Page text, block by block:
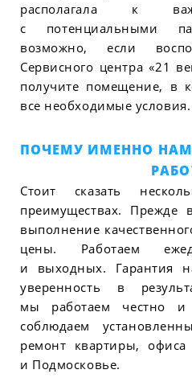
располагала к
с потенциальными
возможно, если
Сервисного центра «21
получите помещение, в
все необходимые условия.
ПОЧЕМУ ИМЕННО
Стоит сказать
преимуществах. Прежде
выполнение
цены. Работаем
и выходных. Гарантия
уверенность в
мы работаем честно
соблюдаем
ремонт квартиры,
и Подмосковье.